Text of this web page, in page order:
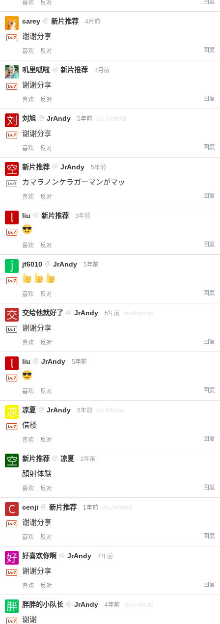
喜欢 反对
carey @ 新片推荐 4月前
谢谢分享
喜欢 反对 回复
叽里呱啦 @ 新片推荐 3月前
谢谢分享
喜欢 反对 回复
刘旭 @ JrAndy 5年前 via Android
谢谢分享
喜欢 反对 回复
新片推荐 @ JrAndy 5年前
カマラノンケラガーマンがマッ
喜欢 反对 回复
liu @ 新片推荐 3年前
喜欢 反对 回复
jf6010 @ JrAndy 5年前
喜欢 反对 回复
交给他就好了 @ JrAndy 5年前 via Android
谢谢分享
喜欢 反对 回复
liu @ JrAndy 5年前
喜欢 反对 回复
凉夏 @ JrAndy 5年前 via iPhone
借楼
喜欢 反对 回复
新片推荐 @ 凉夏 2年前
顔射体験
喜欢 反对 回复
cenji @ 新片推荐 1年前 via Android
谢谢分享
喜欢 反对 回复
好喜欢你啊 @ JrAndy 4年前
谢谢分享
喜欢 反对 回复
胖胖的小队长 @ JrAndy 4年前 via Android
谢谢